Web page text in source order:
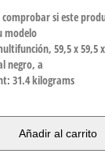
si este
modelo
59,5 x 59,5
negro, a
31.4 kilograms
Añadir al carrito